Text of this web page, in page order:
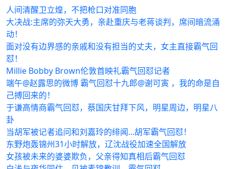
人间清醒卫立煌，不把枪口对准同胞
大决战:主席的弥天大勇，亲赴重庆与老蒋谈判，席间暗流涌
动！
面对没有边界感的亲戚和没有担当的丈夫，女主直接霸气回
怼！
Millie Bobby Brown伦敦首映礼霸气回怼记者
端午@赵露思的微博 霸气回怼十九郎@谢可寅 ，我的命是自
己搏回来的！
于谦高情商霸气回怼，蔡国庆甘拜下风，明星周边，明星八
卦
当胡军被记者追问和刘嘉玲的绯闻...胡军霸气回怼！
东野炮轰锦州31小时解放，辽沈战役加速全国解放
女孩被未来的婆婆欺负，父亲得知真相后霸气回怼